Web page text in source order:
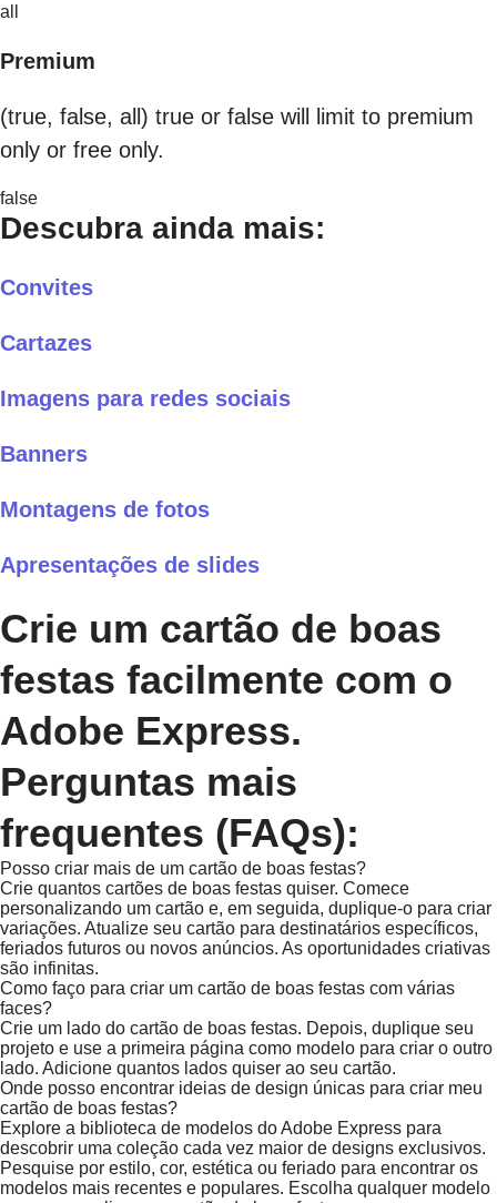
all
Premium
(true, false, all) true or false will limit to premium
only or free only.
false
Descubra ainda mais:
Convites
Cartazes
Imagens para redes sociais
Banners
Montagens de fotos
Apresentações de slides
Crie um cartão de boas
festas facilmente com o
Adobe Express.
Perguntas mais
frequentes (FAQs):
Posso criar mais de um cartão de boas festas?
Crie quantos cartões de boas festas quiser. Comece
personalizando um cartão e, em seguida, duplique-o para criar
variações. Atualize seu cartão para destinatários específicos,
feriados futuros ou novos anúncios. As oportunidades criativas
são infinitas.
Como faço para criar um cartão de boas festas com várias
faces?
Crie um lado do cartão de boas festas. Depois, duplique seu
projeto e use a primeira página como modelo para criar o outro
lado. Adicione quantos lados quiser ao seu cartão.
Onde posso encontrar ideias de design únicas para criar meu
cartão de boas festas?
Explore a biblioteca de modelos do Adobe Express para
descobrir uma coleção cada vez maior de designs exclusivos.
Pesquise por estilo, cor, estética ou feriado para encontrar os
modelos mais recentes e populares. Escolha qualquer modelo